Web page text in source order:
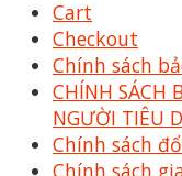
Cart
Checkout
Chính sách
CHÍNH SÁCH
NGƯỜI TIÊU
Chính sách
Chính sách